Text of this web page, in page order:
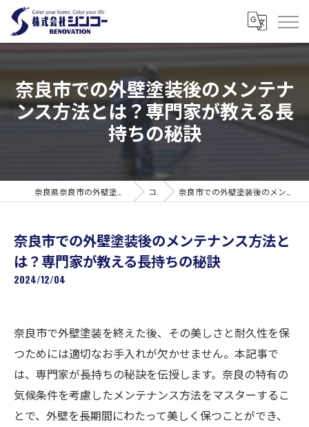
奈良市での外壁塗装後のメンテナ
ンス方法とは？専門家が教える長
持ちの秘訣
コラム 奈良市での外壁塗装後のメンテナンス方法とは？専門家が教える長持ちの秘訣
奈良市での外壁塗装後のメンテナンス方法と
は？専門家が教える長持ちの秘訣
2024/12/04
奈良市で外壁塗装を終えた後、その美しさと耐久性を保
つためには適切なお手入れが欠かせません。本記事で
は、専門家が長持ちの秘訣を伝授します。奈良の特有の
気候条件を考慮したメンテナンス方法をマスターするこ
とで、外壁を長期間にわたって美しく保つことができ、